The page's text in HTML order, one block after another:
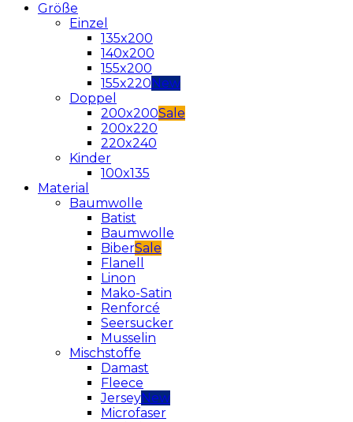
Größe
Einzel
135x200
140x200
155x200
155x220
Doppel
200x200
200x220
220x240
Kinder
100x135
Material
Baumwolle
Batist
Baumwolle
Biber
Flanell
Linon
Mako-Satin
Renforcé
Seersucker
Musselin
Mischstoffe
Damast
Fleece
Jersey
Microfaser